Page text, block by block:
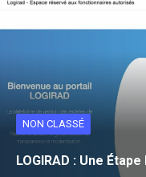
NON CLASSÉ
LOGIRAD : Une